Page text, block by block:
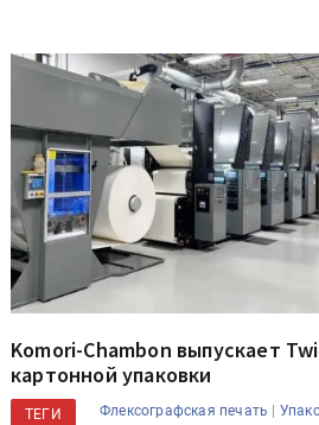
Komori-Chambon выпускает
картонной упаковки
ТЕГИ Флексографская печать |